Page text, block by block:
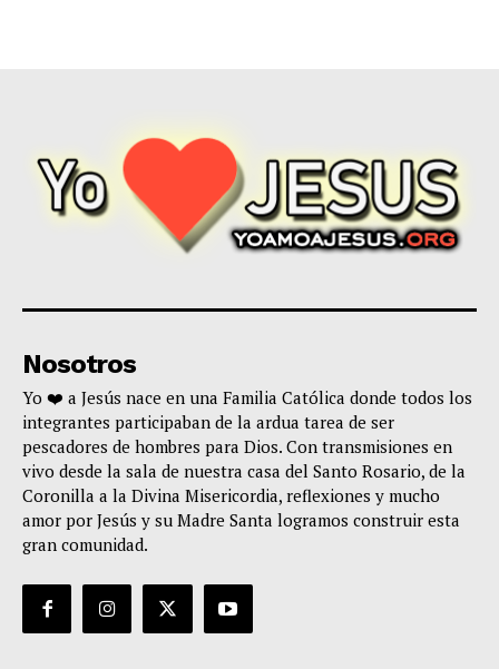
Nosotros
Yo ❤️ a Jesús nace en una Familia Católica donde todos los
integrantes participaban de la ardua tarea de ser
pescadores de hombres para Dios. Con transmisiones en
vivo desde la sala de nuestra casa del Santo Rosario, de la
Coronilla a la Divina Misericordia, reflexiones y mucho
amor por Jesús y su Madre Santa logramos construir esta
gran comunidad.